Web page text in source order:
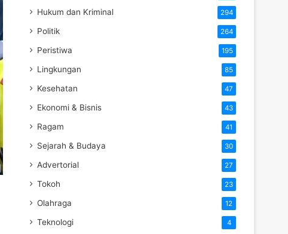
Hukum dan Kriminal 294
Politik 264
Peristiwa 195
Lingkungan 85
Kesehatan 47
Ekonomi & Bisnis 43
Ragam 41
Sejarah & Budaya 30
Advertorial 27
Tokoh 23
Olahraga 12
Teknologi 4